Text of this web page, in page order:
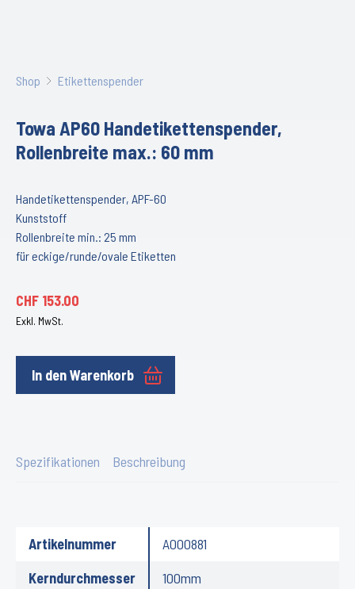
Shop Etikettenspender
Towa AP60 Handetikettenspender,
Rollenbreite max.: 60 mm
Handetikettenspender, APF-60
Kunststoff
Rollenbreite min.: 25 mm
für eckige/runde/ovale Etiketten
CHF 153.00
Exkl. MwSt.
In den Warenkorb
Spezifikationen Beschreibung
Artikelnummer
A000881
Kerndurchmesser
100mm